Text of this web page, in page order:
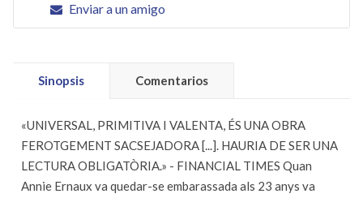
Enviar a un amigo
Sinopsis Comentarios
«UNIVERSAL, PRIMITIVA I VALENTA, ÉS UNA OBRA
FEROTGEMENT SACSEJADORA [...]. HAURIA DE SER UNA
LECTURA OBLIGATÒRIA.» - FINANCIAL TIMES Quan
Annie Ernaux va quedar-se embarassada als 23 anys va